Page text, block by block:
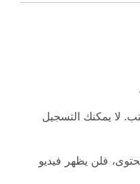
لا يمكنك التسجيل
فلن يظهر فيديو